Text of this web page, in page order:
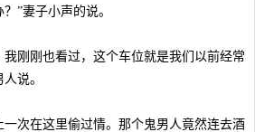
”妻子小声的说。
刚刚也看过，这个车位就是我们以前经常
说。
次在这里偷过情。那个鬼男人竟然连去酒